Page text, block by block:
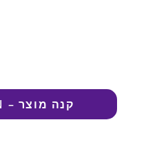
קנה מוצר – FLM6LN